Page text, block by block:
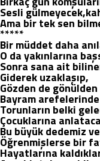
Sesli
Ama bir tek sen
*****
Bir müddet daha
O da yakınlarına
Sonra sana ait
Giderek uzaklaşıp,
Gözden de
Bayram arefelerinde
Torunların belki
Çocuklarına
Bu büyük dedemiz
Öğrenmişlerse bir
Hayatlarına